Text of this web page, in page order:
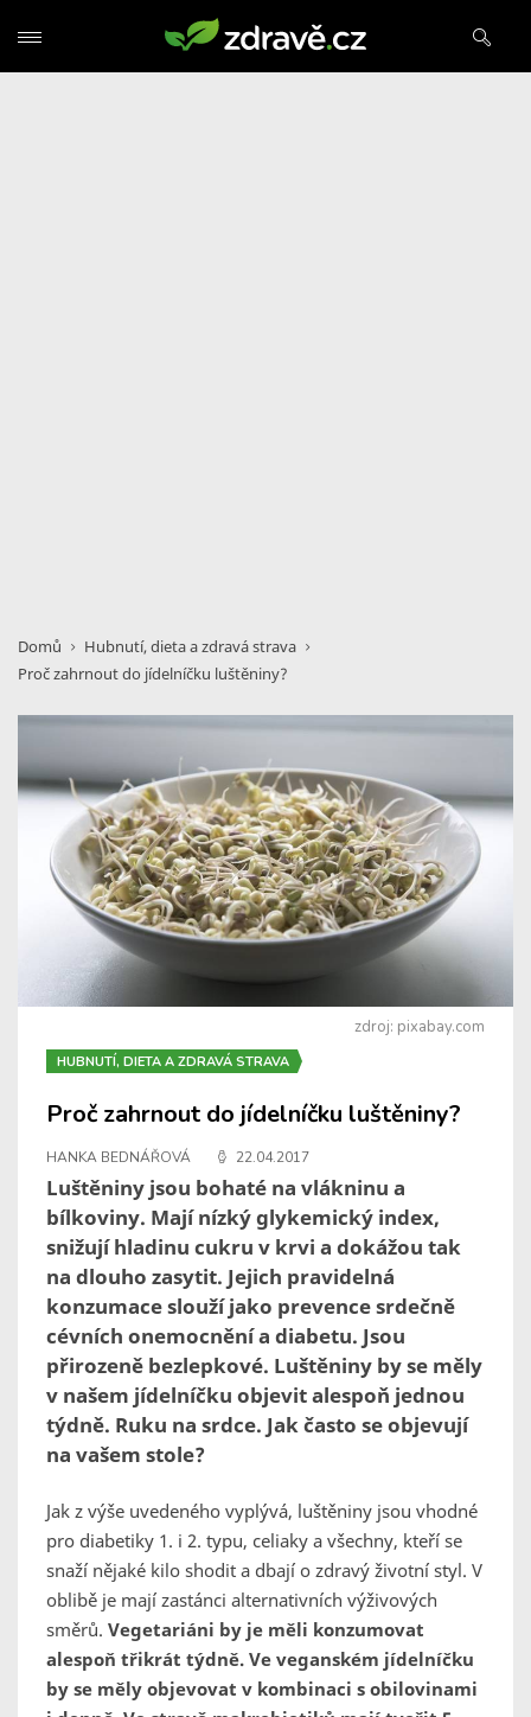
Domů
Hubnutí, dieta a zdravá strava
Proč zahrnout do jídelníčku luštěniny?
zdroj: pixabay.com
HUBNUTÍ, DIETA A ZDRAVÁ STRAVA
Proč zahrnout do jídelníčku luštěniny?
HANKA BEDNÁŘOVÁ 22.04.2017
Luštěniny jsou bohaté na vlákninu a
bílkoviny. Mají nízký glykemický index,
snižují hladinu cukru v krvi a dokážou tak
na dlouho zasytit. Jejich pravidelná
konzumace slouží jako prevence srdečně
cévních onemocnění a diabetu. Jsou
přirozeně bezlepkové. Luštěniny by se měly
v našem jídelníčku objevit alespoň jednou
týdně. Ruku na srdce. Jak často se objevují
na vašem stole?
Jak z výše uvedeného vyplývá, luštěniny jsou vhodné
pro diabetiky 1. i 2. typu, celiaky a všechny, kteří se
snaží nějaké kilo shodit a dbají o zdravý životní styl. V
oblibě je mají zastánci alternativních výživových
směrů. Vegetariáni by je měli konzumovat
alespoň třikrát týdně. Ve veganském jídelníčku
by se měly objevovat v kombinaci s obilovinami